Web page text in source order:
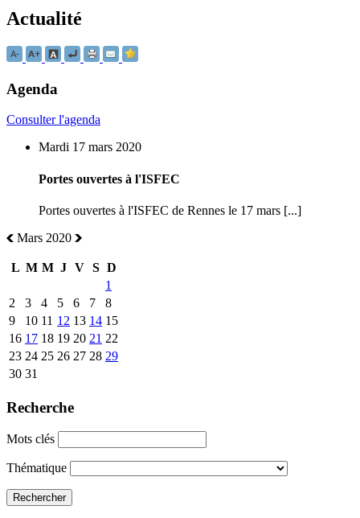
Actualité
Agenda
Consulter l'agenda
Mardi 17 mars 2020
Portes ouvertes à l'ISFEC
Portes ouvertes à l'ISFEC de Rennes le 17 mars [...]
Mars 2020
L M M J V S D
1
2
3 4 5 6 7
8
9
10 11 12 13 14 15
16 17 18 19 20 21 22
23 24 25 26 27 28 29
30 31
Recherche
Mots clés
Thématique